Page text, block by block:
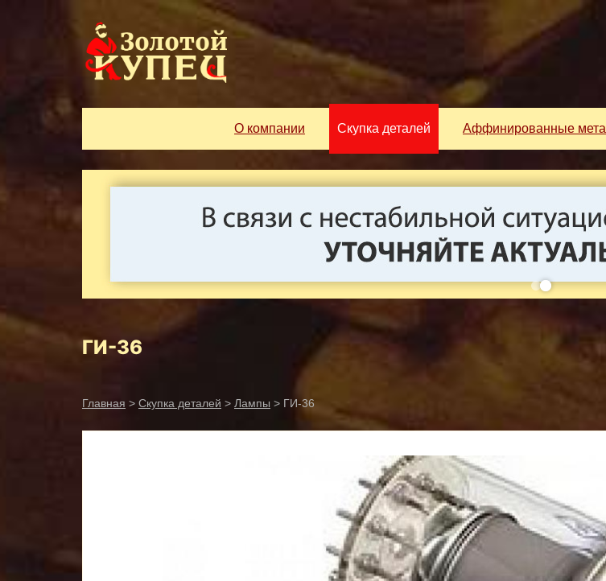
О компании Скупка деталей Аффинированные
ГИ-36
Главная > Скупка деталей > Лампы > ГИ-36